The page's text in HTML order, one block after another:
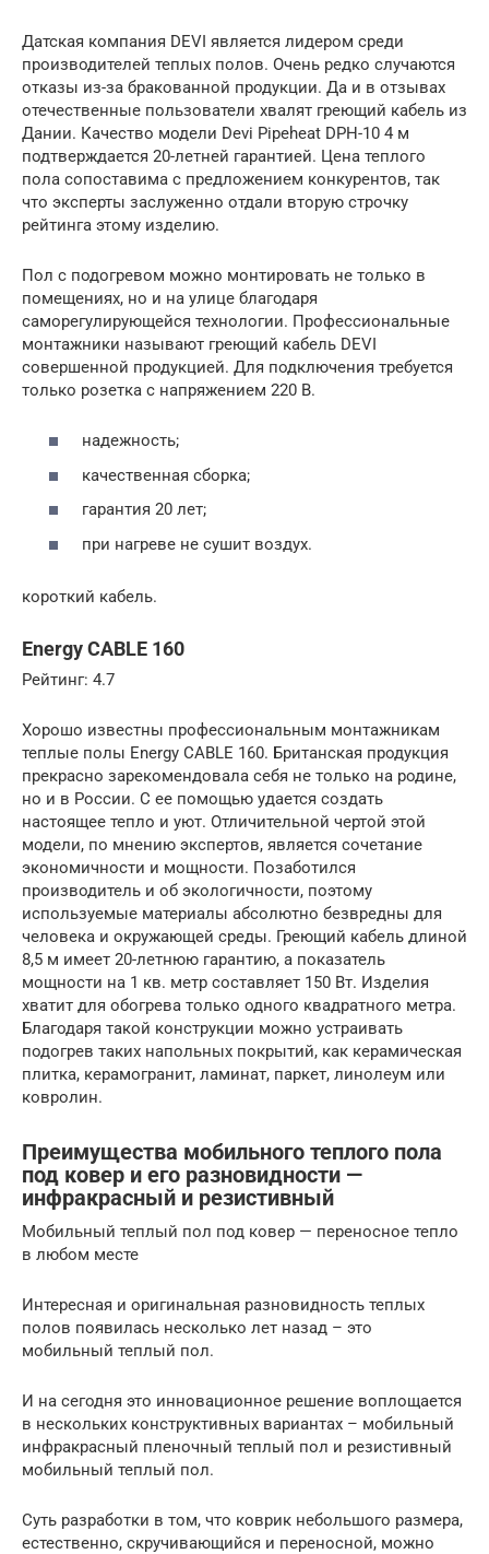
Датская компания DEVI является лидером среди
производителей теплых полов. Очень редко случаются
отказы из-за бракованной продукции. Да и в отзывах
отечественные пользователи хвалят греющий кабель из
Дании. Качество модели Devi Pipeheat DPH-10 4 м
подтверждается 20-летней гарантией. Цена теплого
пола сопоставима с предложением конкурентов, так
что эксперты заслуженно отдали вторую строчку
рейтинга этому изделию.
Пол с подогревом можно монтировать не только в
помещениях, но и на улице благодаря
саморегулирующейся технологии. Профессиональные
монтажники называют греющий кабель DEVI
совершенной продукцией. Для подключения требуется
только розетка с напряжением 220 В.
надежность;
качественная сборка;
гарантия 20 лет;
при нагреве не сушит воздух.
короткий кабель.
Energy CABLE 160
Рейтинг: 4.7
Хорошо известны профессиональным монтажникам
теплые полы Energy CABLE 160. Британская продукция
прекрасно зарекомендовала себя не только на родине,
но и в России. С ее помощью удается создать
настоящее тепло и уют. Отличительной чертой этой
модели, по мнению экспертов, является сочетание
экономичности и мощности. Позаботился
производитель и об экологичности, поэтому
используемые материалы абсолютно безвредны для
человека и окружающей среды. Греющий кабель длиной
8,5 м имеет 20-летнюю гарантию, а показатель
мощности на 1 кв. метр составляет 150 Вт. Изделия
хватит для обогрева только одного квадратного метра.
Благодаря такой конструкции можно устраивать
подогрев таких напольных покрытий, как керамическая
плитка, керамогранит, ламинат, паркет, линолеум или
ковролин.
Преимущества мобильного теплого пола
под ковер и его разновидности —
инфракрасный и резистивный
Мобильный теплый пол под ковер — переносное тепло
в любом месте
Интересная и оригинальная разновидность теплых
полов появилась несколько лет назад – это
мобильный теплый пол.
И на сегодня это инновационное решение воплощается
в нескольких конструктивных вариантах – мобильный
инфракрасный пленочный теплый пол и резистивный
мобильный теплый пол.
Суть разработки в том, что коврик небольшого размера,
естественно, скручивающийся и переносной, можно